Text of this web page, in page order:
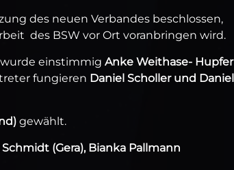
des neuen Verbandes beschlossen,
des BSW vor Ort voranbringen wird.
einstimmig Anke Weithase- Hupfer
fungieren Daniel Scholler und Daniel
gewählt.
(Gera), Bianka Pallmann